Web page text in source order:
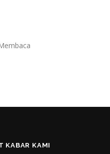
KABAR KAMI